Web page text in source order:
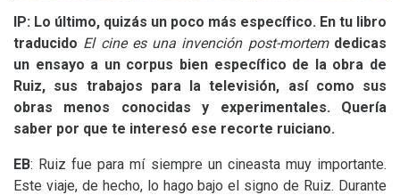
IP: Lo último, quizás un poco más específico. En tu libro
traducido El cine es una invención post-mortem dedicas
un ensayo a un corpus bien específico de la obra de
Ruiz, sus trabajos para la televisión, así como sus
obras menos conocidas y experimentales. Quería
saber por que te interesó ese recorte ruiciano.
EB: Ruiz fue para mí siempre un cineasta muy importante.
Este viaje, de hecho, lo hago bajo el signo de Ruiz. Durante